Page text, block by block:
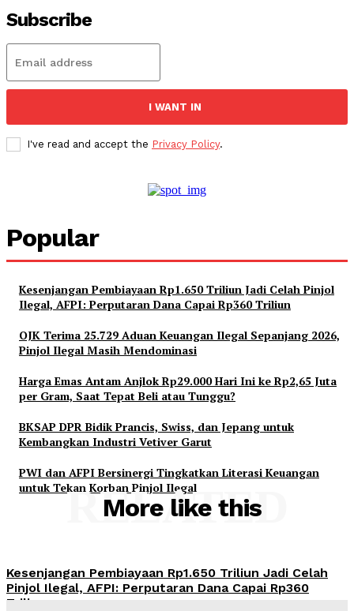
Subscribe
I WANT IN
I've read and accept the Privacy Policy.
Popular
Kesenjangan Pembiayaan Rp1.650 Triliun Jadi Celah Pinjol
Ilegal, AFPI: Perputaran Dana Capai Rp360 Triliun
OJK Terima 25.729 Aduan Keuangan Ilegal Sepanjang 2026,
Pinjol Ilegal Masih Mendominasi
Harga Emas Antam Anjlok Rp29.000 Hari Ini ke Rp2,65 Juta
per Gram, Saat Tepat Beli atau Tunggu?
BKSAP DPR Bidik Prancis, Swiss, dan Jepang untuk
Kembangkan Industri Vetiver Garut
PWI dan AFPI Bersinergi Tingkatkan Literasi Keuangan
untuk Tekan Korban Pinjol Ilegal
More like this
RELATED
Kesenjangan Pembiayaan Rp1.650 Triliun Jadi Celah
Pinjol Ilegal, AFPI: Perputaran Dana Capai Rp360
Triliun